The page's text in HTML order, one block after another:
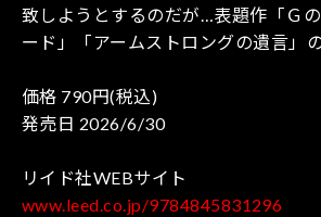
致しようとするのだが…表題作「Ｇ
ード」「アームストロングの遺言」
価格 790円(税込)
発売日 2026/6/30
リイド社WEBサイト
www.leed.co.jp/9784845831296